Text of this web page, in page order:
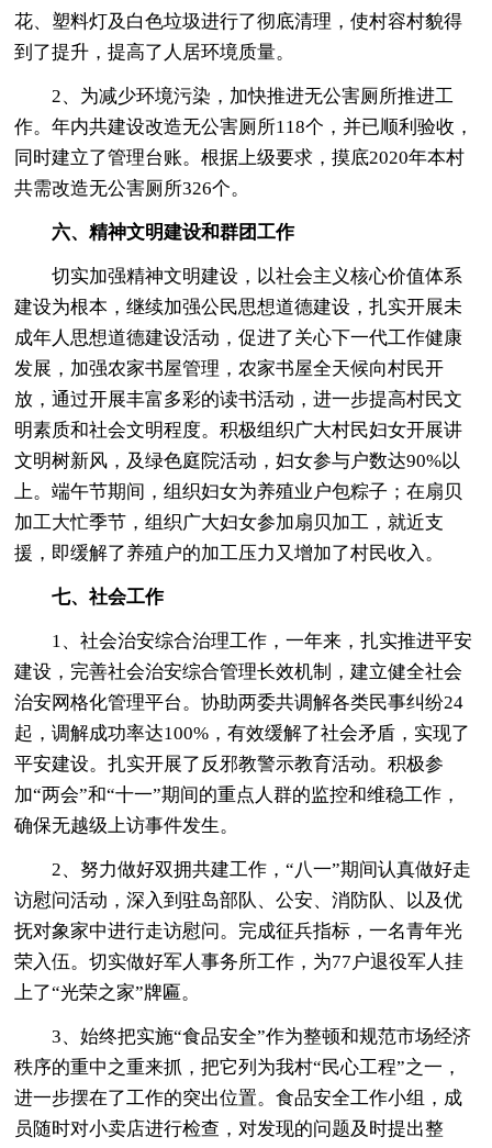
花、塑料灯及白色垃圾进行了彻底清理，使村容村貌得
到了提升，提高了人居环境质量。
2、为减少环境污染，加快推进无公害厕所推进工
作。年内共建设改造无公害厕所118个，并已顺利验收，
同时建立了管理台账。根据上级要求，摸底2020年本村
共需改造无公害厕所326个。
六、精神文明建设和群团工作
切实加强精神文明建设，以社会主义核心价值体系
建设为根本，继续加强公民思想道德建设，扎实开展未
成年人思想道德建设活动，促进了关心下一代工作健康
发展，加强农家书屋管理，农家书屋全天候向村民开
放，通过开展丰富多彩的读书活动，进一步提高村民文
明素质和社会文明程度。积极组织广大村民妇女开展讲
文明树新风，及绿色庭院活动，妇女参与户数达90%以
上。端午节期间，组织妇女为养殖业户包粽子；在扇贝
加工大忙季节，组织广大妇女参加扇贝加工，就近支
援，即缓解了养殖户的加工压力又增加了村民收入。
七、社会工作
1、社会治安综合治理工作，一年来，扎实推进平安
建设，完善社会治安综合管理长效机制，建立健全社会
治安网格化管理平台。协助两委共调解各类民事纠纷24
起，调解成功率达100%，有效缓解了社会矛盾，实现了
平安建设。扎实开展了反邪教警示教育活动。积极参
加“两会”和“十一”期间的重点人群的监控和维稳工作，
确保无越级上访事件发生。
2、努力做好双拥共建工作，“八一”期间认真做好走
访慰问活动，深入到驻岛部队、公安、消防队、以及优
抚对象家中进行走访慰问。完成征兵指标，一名青年光
荣入伍。切实做好军人事务所工作，为77户退役军人挂
上了“光荣之家”牌匾。
3、始终把实施“食品安全”作为整顿和规范市场经济
秩序的重中之重来抓，把它列为我村“民心工程”之一，
进一步摆在了工作的突出位置。食品安全工作小组，成
员随时对小卖店进行检查，对发现的问题及时提出整